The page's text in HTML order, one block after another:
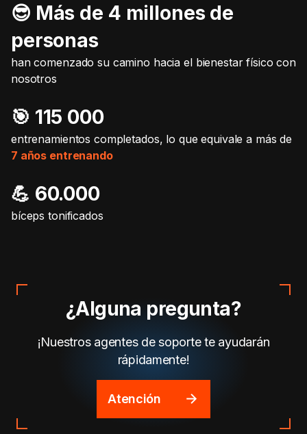
😎 Más de 4 millones de
personas
han comenzado su camino hacia el bienestar físico con
nosotros
🎯️ 115 000
entrenamientos completados, lo que equivale a más de
7 años entrenando
💪 60.000
bíceps tonificados
¿Alguna pregunta?
¡Nuestros agentes de soporte te ayudarán
rápidamente!
Atención